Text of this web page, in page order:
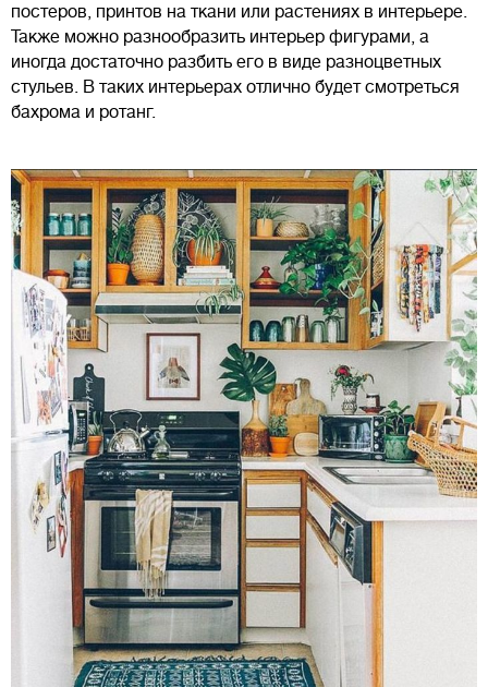
постеров, принтов на ткани или растениях в интерьере.
Также можно разнообразить интерьер фигурами, а
иногда достаточно разбить его в виде разноцветных
стульев. В таких интерьерах отлично будет смотреться
бахрома и ротанг.